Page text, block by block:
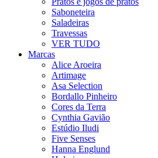
Saboneteira
Saladeiras
Travessas
VER TUDO
Marcas
Alice Aroeira
Artimage
Asa Selection
Bordallo Pinheiro
Cores da Terra
Cynthia Gavião
Estúdio Iludi
Five Senses
Hanna Englund